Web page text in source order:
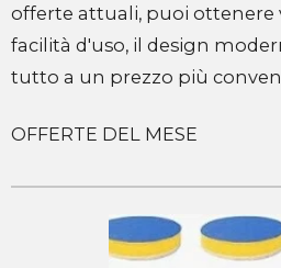
offerte attuali, puoi ottenere
facilità d'uso, il design
tutto a un prezzo più
OFFERTE DEL MESE